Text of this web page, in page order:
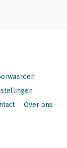
Over ons